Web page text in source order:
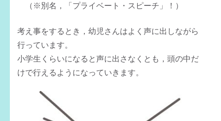
（※別名，「プライベート・スピーチ」！）
考え事をするとき，幼児さんはよく声に出しながら
行っています。
小学生くらいになると声に出さなくとも，頭の中だ
けで行えるようになっていきます。